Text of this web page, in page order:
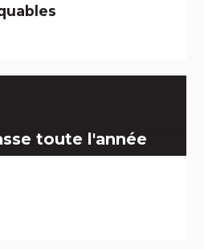
toute l'année